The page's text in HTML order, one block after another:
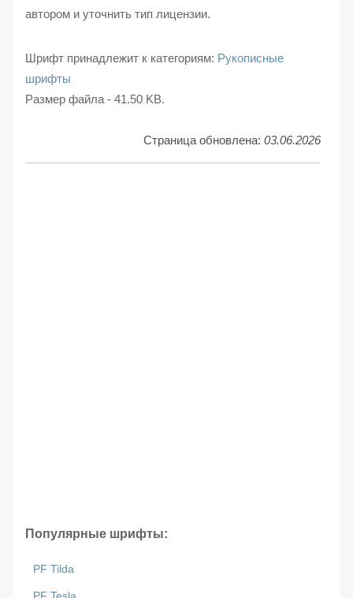
автором и уточнить тип лицензии.
Шрифт принадлежит к категориям: Рукописные
шрифты
Размер файла - 41.50 KB.
Страница обновлена: 03.06.2026
Популярные шрифты:
PF Tilda